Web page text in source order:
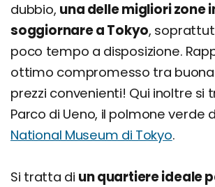
dubbio, una delle migliori zone
soggiornare a Tokyo,
poco tempo a disposizione.
ottimo compromesso tra buona
prezzi convenienti! Qui inoltre si
Parco di Ueno, il polmone verde
National Museum di Tokyo.
Si tratta di un quartiere ideale